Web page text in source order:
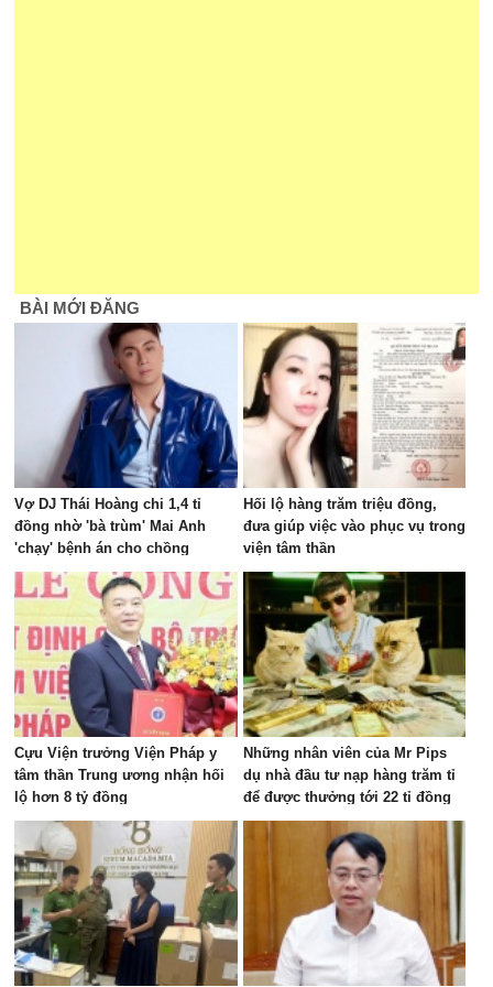
BÀI MỚI ĐĂNG
Vợ DJ Thái Hoàng chi 1,4 tỉ
đồng nhờ 'bà trùm' Mai Anh
'chạy' bệnh án cho chồng
Hối lộ hàng trăm triệu đồng,
đưa giúp việc vào phục vụ trong
viện tâm thần
Cựu Viện trưởng Viện Pháp y
tâm thần Trung ương nhận hối
lộ hơn 8 tỷ đồng
Những nhân viên của Mr Pips
dụ nhà đầu tư nạp hàng trăm tỉ
để được thưởng tới 22 tỉ đồng